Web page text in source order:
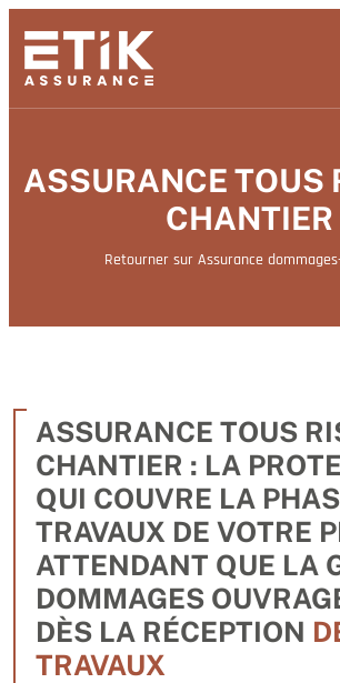
ASSURANCE TOUS
CHANTIER
Retourner sur Assurance
ASSURANCE TOUS
CHANTIER : LA
QUI COUVRE LA
TRAVAUX DE VOTRE
ATTENDANT QUE LA
DOMMAGES
DÈS LA RÉCEPTION
TRAVAUX